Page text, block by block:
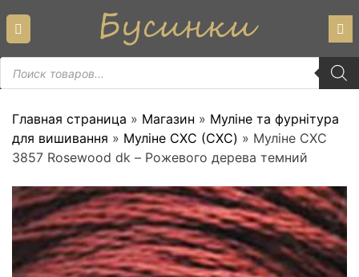
content
Пошук
товарів
Главная страница » Магазин » Муліне та фурнітура
для вишивання » Муліне СХС (CXC) » Муліне СХС
3857 Rosewood dk – Рожевого дерева темний